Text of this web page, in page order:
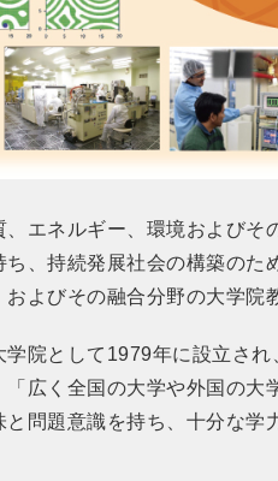
エネルギー、環境および
、持続発展社会の構築の
よびその融合分野の大学院
院として1979年に設立さ
広く全国の大学や外国の
問題意識を持ち、十分な学